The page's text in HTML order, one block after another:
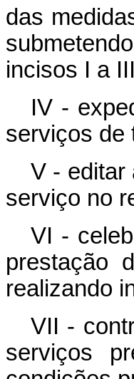
das
incisos I a
IV -
serviços de
V - editar
serviço no
VI -
prestação
realizando
VII -
serviços